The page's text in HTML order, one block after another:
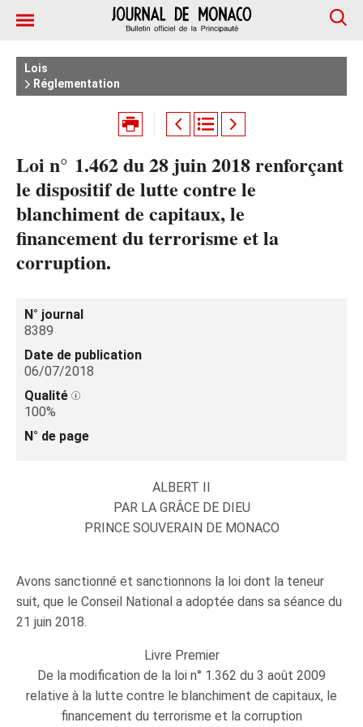
Lois
Réglementation
Loi n° 1.462 du 28 juin 2018 renforçant
le dispositif de lutte contre le
blanchiment de capitaux, le
financement du terrorisme et la
corruption.
N° journal
8389
Date de publication
06/07/2018
Qualité
100%
N° de page
ALBERT II
PAR LA GRÂCE DE DIEU
PRINCE SOUVERAIN DE MONACO
Avons sanctionné et sanctionnons la loi dont la teneur
suit, que le Conseil National a adoptée dans sa séance du
21 juin 2018.
Livre Premier
De la modification de la loi n° 1.362 du 3 août 2009
relative à la lutte contre le blanchiment de capitaux, le
financement du terrorisme et la corruption